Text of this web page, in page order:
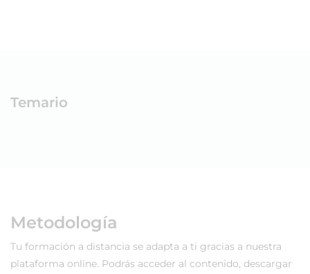
Temario
Metodología
Tu formación a distancia se adapta a ti gracias a nuestra
plataforma online. Podrás acceder al contenido, descargar